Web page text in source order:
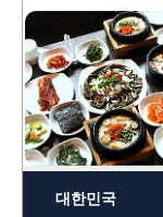
5
대한민국